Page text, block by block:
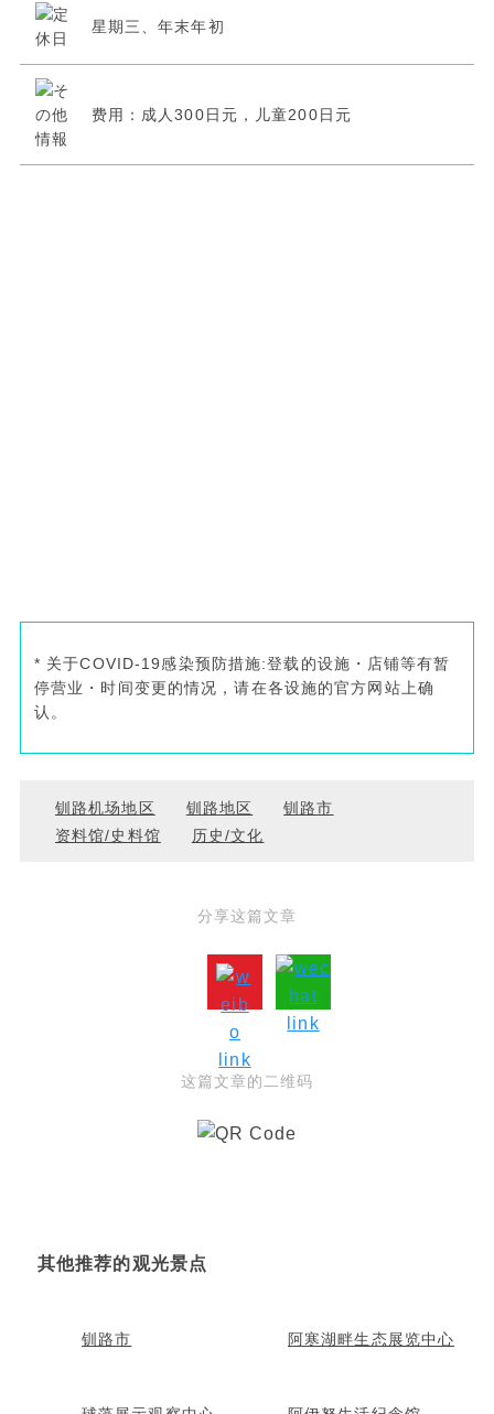
星期三、年末年初
费用：成人300日元，儿童200日元
* 关于COVID-19感染预防措施:登载的设施・店铺等有暂
停营业・时间变更的情况，请在各设施的官方网站上确
认。
钏路机场地区 钏路地区
钏路市
资料馆/史料馆
历史/文化
分享这篇文章
这篇文章的二维码
其他推荐的观光景点
钏路市 阿寒湖畔生态展览中心